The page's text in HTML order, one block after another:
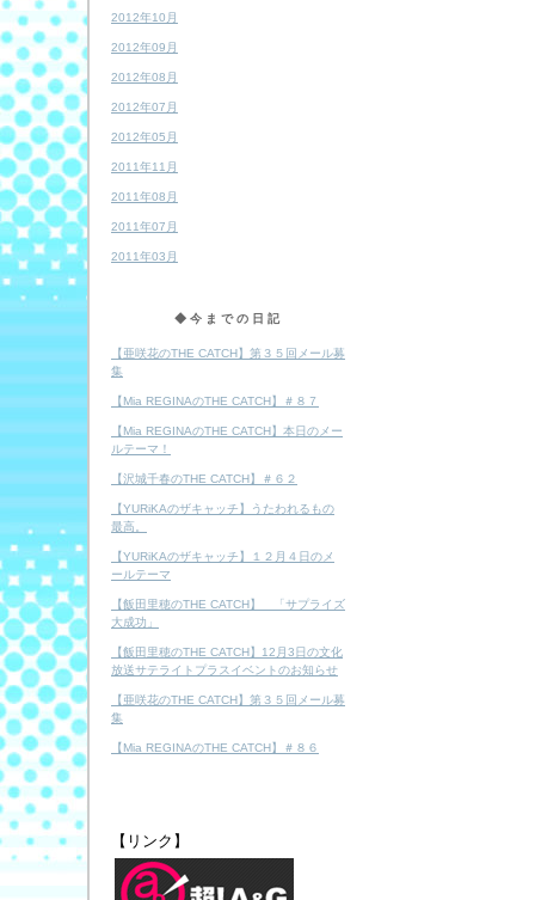
2012年10月
2012年09月
2012年08月
2012年07月
2012年05月
2011年11月
2011年08月
2011年07月
2011年03月
◆今までの日記
【亜咲花のTHE CATCH】第３５回メール募
集
【Mia REGINAのTHE CATCH】＃８７
【Mia REGINAのTHE CATCH】本日のメー
ルテーマ！
【沢城千春のTHE CATCH】＃６２
【YURiKAのザキャッチ】うたわれるもの
最高。
【YURiKAのザキャッチ】１２月４日のメ
ールテーマ
【飯田里穂のTHE CATCH】 「サプライズ
大成功」
【飯田里穂のTHE CATCH】12月3日の文化
放送サテライトプラスイベントのお知らせ
【亜咲花のTHE CATCH】第３５回メール募
集
【Mia REGINAのTHE CATCH】＃８６
【リンク】